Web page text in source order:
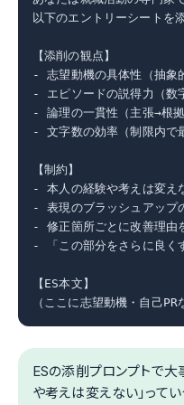
以下のエントリーシートを
【添削の観点】
- 志望動機の具体性（抽象
- エピソードの説得力（数
- 論理の一貫性（主張→根拠
- 文字数の効率（制限内で
【制約】
- 本人の経験や考えは変え
- 表現のブラッシュアップ
- 修正箇所ごとに改善理由
- 「この部分をさらに良く
【ES本文】
（ここに志望動機・自己PR
ESの添削プロンプトで大
や考えは変えない」って